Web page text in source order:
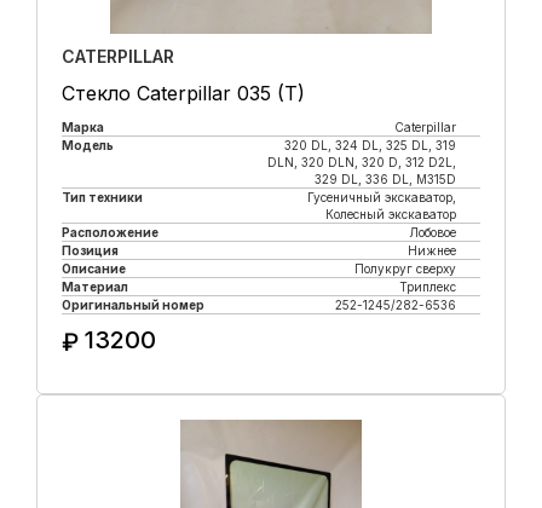
CATERPILLAR
Стекло Caterpillar 035 (T)
Марка
Caterpillar
Модель
320 DL, 324 DL, 325 DL, 319
DLN, 320 DLN, 320 D, 312 D2L,
329 DL, 336 DL, M315D
Тип техники
Гусеничный экскаватор,
Колесный экскаватор
Расположение
Лобовое
Позиция
Нижнее
Описание
Полукруг сверху
Материал
Триплекс
Оригинальный номер
252-1245/282-6536
₽ 13200